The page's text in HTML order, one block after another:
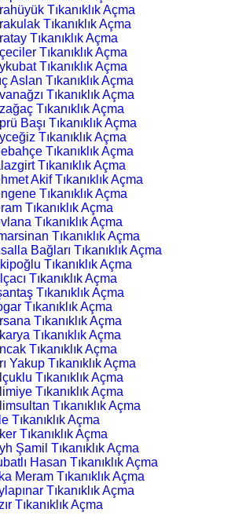
Tıkanıklık Açma
Tıkanıklık Açma
Tıkanıklık Açma
Tıkanıklık Açma
Tıkanıklık Açma
Aslan Tıkanıklık Açma
Tıkanıklık Açma
Tıkanıklık Açma
Başı Tıkanıklık Açma
Tıkanıklık Açma
Tıkanıklık Açma
Tıkanıklık Açma
Akif Tıkanıklık Açma
Tıkanıklık Açma
Tıkanıklık Açma
Tıkanıklık Açma
Tıkanıklık Açma
Bağları Tıkanıklık Açma
Tıkanıklık Açma
Tıkanıklık Açma
Tıkanıklık Açma
Tıkanıklık Açma
Tıkanıklık Açma
Tıkanıklık Açma
Tıkanıklık Açma
Yakup Tıkanıklık Açma
Tıkanıklık Açma
Tıkanıklık Açma
Tıkanıklık Açma
Tıkanıklık Açma
Tıkanıklık Açma
Şamil Tıkanıklık Açma
Hasan Tıkanıklık Açma
Meram Tıkanıklık Açma
Tıkanıklık Açma
Tıkanıklık Açma